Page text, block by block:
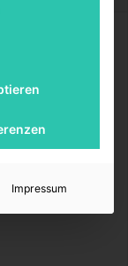
Impressum